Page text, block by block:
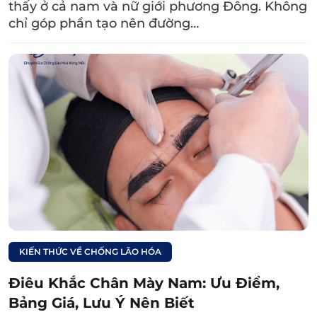
Nguyên nhân phun
mí bị trổ xanh và cách
xử lý hiệu quả
thấy ở cả nam và nữ giới phương Đông. Không
chỉ góp phần tạo nên đường…
KIẾN THỨC VỀ CHỐNG LÃO HÓA
Điêu Khắc Chân Mày Nam: Ưu Điểm,
Bảng Giá, Lưu Ý Nên Biết